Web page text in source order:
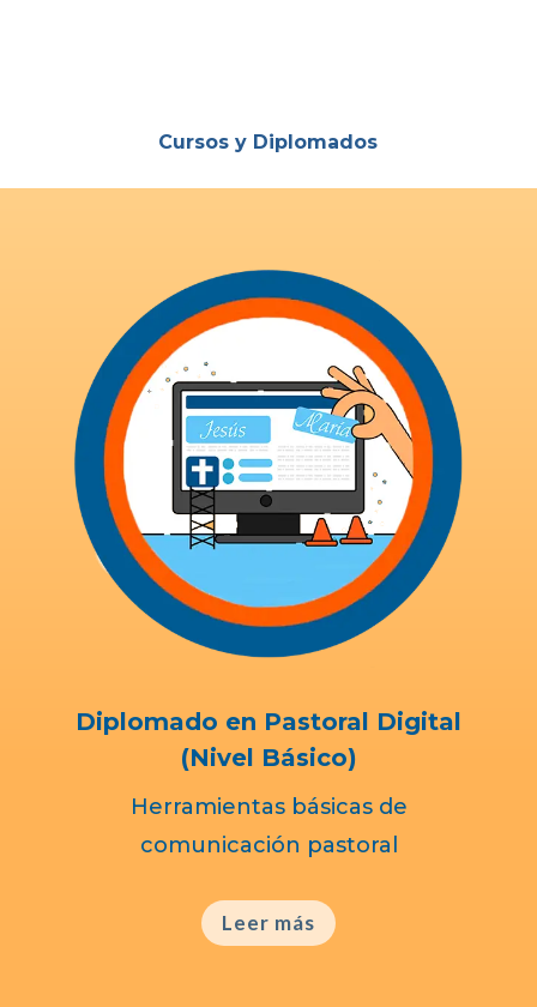
Cursos y Diplomados
Diplomado en Pastoral Digital
(Nivel Básico)
Herramientas básicas de
comunicación pastoral
Leer más